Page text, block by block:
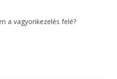
a vagyonkezelés felé?